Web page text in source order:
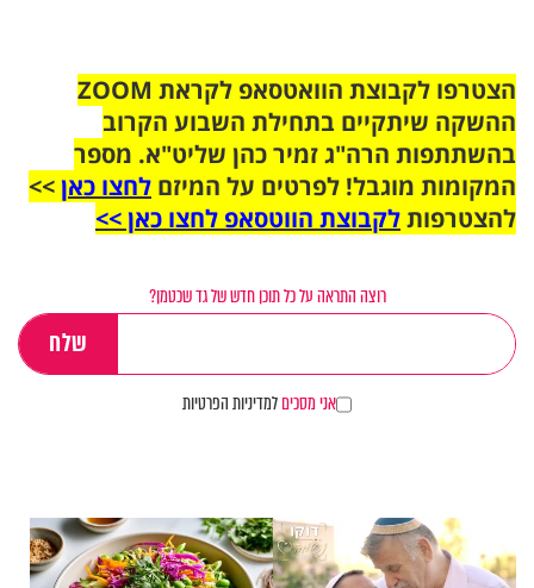
הצטרפו לקבוצת הוואטסאפ לקראת ZOOM
ההשקה שיתקיים בתחילת השבוע הקרוב
בהשתתפות הרה"ג זמיר כהן שליט"א. מספר
המקומות מוגבל! לפרטים על המיזם לחצו כאן>>
להצטרפותלקבוצת הווטסאפ לחצו כאן >>
רוצה התראה על כל תוכן חדש של גד שכטמן?
אני מסכיםלמדיניות הפרטיות